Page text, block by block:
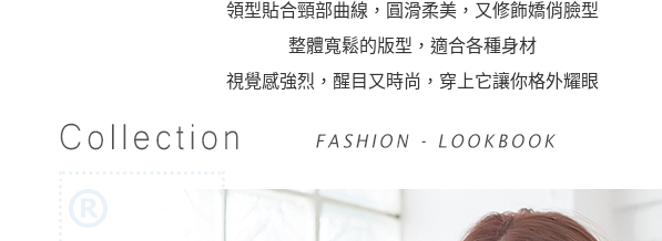
領型貼合頸部曲線，圓滑柔美，又修飾嬌俏臉型
整體寬鬆的版型，適合各種身材
視覺感強烈，醒目又時尚，穿上它讓你格外耀眼